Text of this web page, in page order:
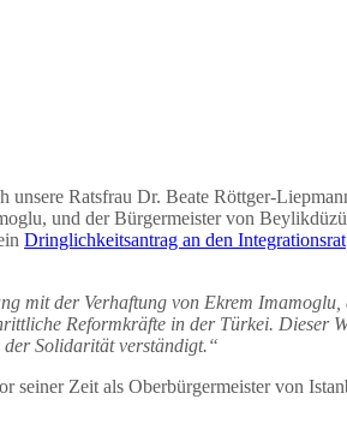
Ratsfrau Dr. Beate Röttger-
und der Bürgermeister von
Dringlichkeitsantrag an den Integrationsrat
mit der Verhaftung von Ekrem
Reformkräfte in der Türkei. Dieser
der Solidarität verständigt.“
seiner Zeit als Oberbürgermeister von